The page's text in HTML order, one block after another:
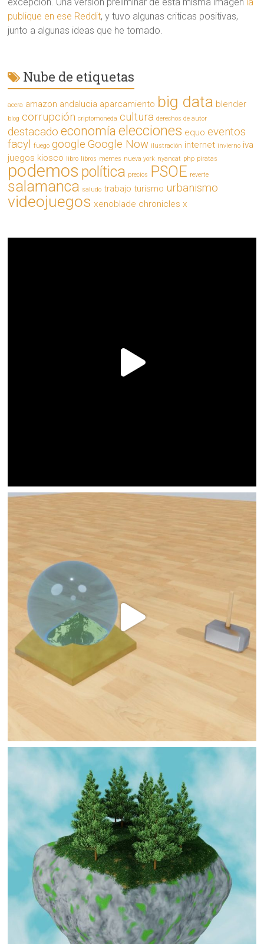
publique en ese Reddit, y tuvo algunas criticas positivas,
junto a algunas ideas que he tomado.
Nube de etiquetas
acera amazon andalucia aparcamiento big data blender
blog corrupción criptomoneda cultura derechos de autor
destacado economía elecciones equo eventos
facyl
fuego google Google Now ilustración internet invierno iva
juegos kiosco libro libros memes nueva york nyancat php piratas
podemos política precios PSOE reverte
salamanca saludo trabajo turismo urbanismo
videojuegos xenoblade chronicles x